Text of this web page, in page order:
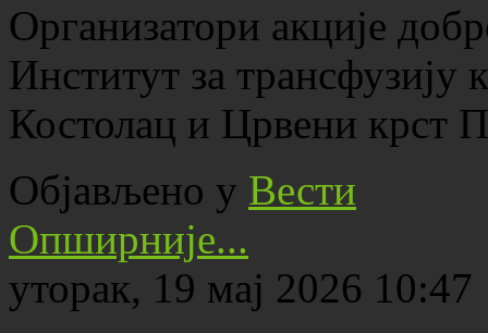
Организатори акције
Институт за
Костолац и Црвени крст
Објављено у Вести
Опширније...
уторак, 19 мај 2026 10:47